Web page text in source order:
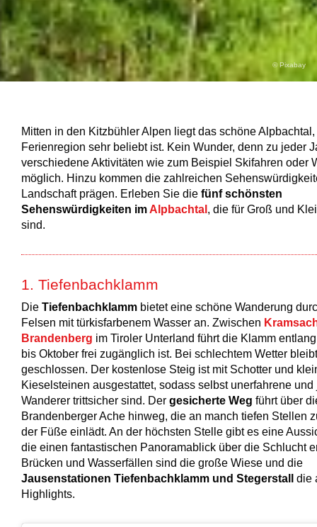
© Pixabay
Mitten in den Kitzbühler Alpen liegt das schöne
Ferienregion sehr beliebt ist. Kein Wunder, denn zu jeder
verschiedene Aktivitäten wie zum Beispiel Skifahren oder
möglich. Hinzu kommen die zahlreichen
Landschaft prägen. Erleben Sie die fünf schönsten
Sehenswürdigkeiten im Alpbachtal , die für Groß und
sind.
1. Tiefenbachklamm
Die Tiefenbachklamm bietet eine schöne Wanderung
Felsen mit türkisfarbenem Wasser an. Zwischen
Brandenberg im Tiroler Unterland führt die Klamm
bis Oktober frei zugänglich ist. Bei schlechtem Wetter
geschlossen. Der kostenlose Steig ist mit Schotter und
Kieselsteinen ausgestattet, sodass selbst unerfahrene und
Wanderer trittsicher sind. Der gesicherte Weg führt über
Brandenberger Ache hinweg, die an manch tiefen Stellen
der Füße einlädt. An der höchsten Stelle gibt es eine
die einen fantastischen Panoramablick über die Schlucht
Brücken und Wasserfällen sind die große Wiese und die
Jausenstationen Tiefenbachklamm und Stegerstall
die
Highlights.